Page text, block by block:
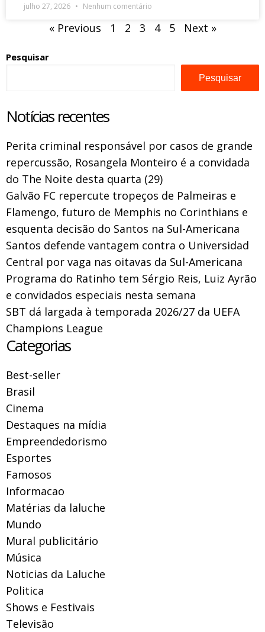
julho 27, 2026 Nenhum comentário
« Previous 1 2 3 4 5 Next »
Pesquisar
Pesquisar
Notícias recentes
Perita criminal responsável por casos de grande
repercussão, Rosangela Monteiro é a convidada
do The Noite desta quarta (29)
Galvão FC repercute tropeços de Palmeiras e
Flamengo, futuro de Memphis no Corinthians e
esquenta decisão do Santos na Sul-Americana
Santos defende vantagem contra o Universidad
Central por vaga nas oitavas da Sul-Americana
Programa do Ratinho tem Sérgio Reis, Luiz Ayrão
e convidados especiais nesta semana
SBT dá largada à temporada 2026/27 da UEFA
Champions League
Categorias
Best-seller
Brasil
Cinema
Destaques na mídia
Empreendedorismo
Esportes
Famosos
Informacao
Matérias da laluche
Mundo
Mural publicitário
Música
Noticias da Laluche
Politica
Shows e Festivais
Televisão